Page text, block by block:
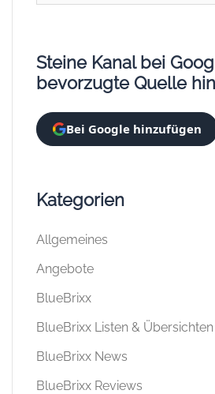
Steine Kanal bei
bevorzugte Quelle
Bei Google hinzufügen
Kategorien
Allgemeines
Angebote
BlueBrixx
BlueBrixx Listen & Übersichten
BlueBrixx News
BlueBrixx Reviews